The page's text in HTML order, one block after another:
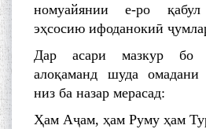
номуайянии е-ро
эҳсосию ифоданокиӣ
Дар асари мазкур бо
алоқаманд шуда омадани
низ ба назар мерасад:
Ҳам Аҷам, ҳам Руму ҳам